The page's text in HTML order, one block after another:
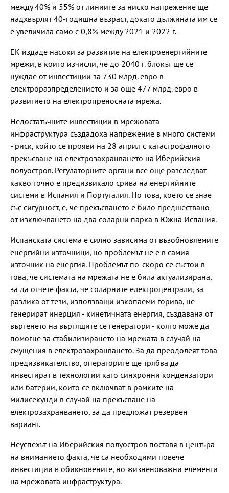
между 40% и 55% от линиите за ниско напрежение ще
надхвърлят 40-годишна възраст, докато дължината им се
е увеличила само с 0,8% между 2021 и 2022 г.
ЕК издаде насоки за развитие на електроенергийните
мрежи, в които изчисли, че до 2040 г. блокът ще се
нуждае от инвестиции за 730 млрд. евро в
електроразпределението и за още 477 млрд. евро в
развитието на електропреносната мрежа.
Недостатъчните инвестиции в мрежовата
инфраструктура създадоха напрежение в много системи
- риск, който се прояви на 28 април с катастрофалното
прекъсване на електрозахранването на Иберийския
полуостров. Регулаторните органи все още разследват
какво точно е предизвикало срива на енергийните
системи в Испания и Португалия. Но това, което се знае
със сигурност, е, че прекъсването е било предшествано
от изключването на два соларни парка в Южна Испания.
Испанската система е силно зависима от възобновяемите
енергийни източници, но проблемът не е в самия
източник на енергия. Проблемът по-скоро се състои в
това, че системата на мрежата не е била актуализирана,
за да отчете факта, че соларните електроцентрали, за
разлика от тези, използващи изкопаеми горива, не
генерират инерция - кинетичната енергия, създавана от
въртенето на въртящите се генератори - която може да
помогне за стабилизирането на мрежата в случай на
смущения в електрозахранването. За да преодолеят това
предизвикателство, операторите ще трябва да
инвестират в технологии като синхронни кондензатори
или батерии, които се включват в рамките на
милисекунди в случай на прекъсване на
електрозахранването, за да предложат резервен
вариант.
Неуспехът на Иберийския полуостров поставя в центъра
на вниманието факта, че са необходими повече
инвестиции в обикновените, но жизненоважни елементи
на мрежовата инфраструктура.